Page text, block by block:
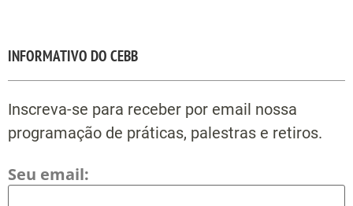
INFORMATIVO DO CEBB
Inscreva-se para receber por email nossa
programação de práticas, palestras e retiros.
Seu email: